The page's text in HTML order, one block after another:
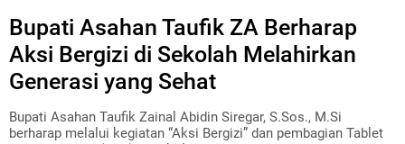
Bupati Asahan Taufik ZA Berharap
Aksi Bergizi di Sekolah Melahirkan
Generasi yang Sehat
Bupati Asahan Taufik Zainal Abidin Siregar, S.Sos., M.Si
berharap melalui kegiatan “Aksi Bergizi” dan pembagian Tablet